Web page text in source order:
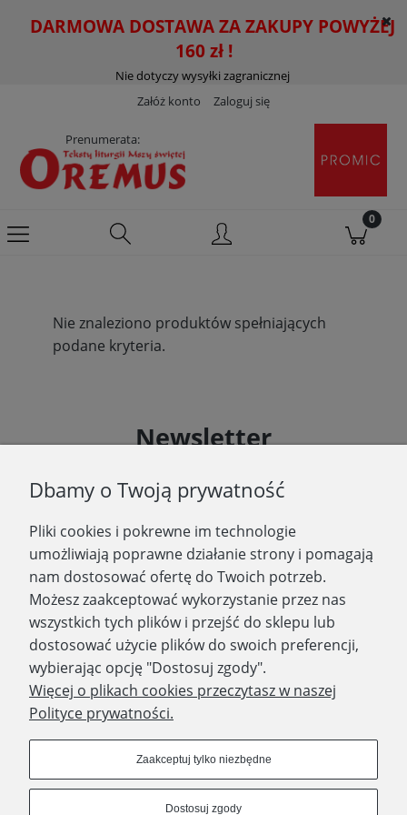
DARMOWA DOSTAWA ZA ZAKUPY POWYŻEJ
160 zł !
Nie dotyczy wysyłki zagranicznej
Załóż konto
Zaloguj się
Prenumerata:
Nie znaleziono produktów spełniających
podane kryteria.
Newsletter
informacje o nowościach i promocjach.
Zapisz się
WYDAWNICTWO PROMIC
PRODUKTY
Dbamy o Twoją prywatność
Pliki cookies i pokrewne im technologie
umożliwiają poprawne działanie strony i pomagają
nam dostosować ofertę do Twoich potrzeb.
Możesz zaakceptować wykorzystanie przez nas
wszystkich tych plików i przejść do sklepu lub
dostosować użycie plików do swoich preferencji,
wybierając opcję "Dostosuj zgody".
Więcej o plikach cookies przeczytasz w naszej
Polityce prywatności.
Zaakceptuj tylko niezbędne
Dostosuj zgody